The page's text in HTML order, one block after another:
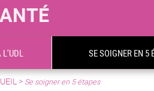
SE SOIGNER EN 5
> Se soigner en 5 étapes